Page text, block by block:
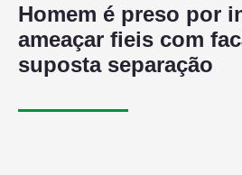
Homem é preso por
ameaçar fieis com
suposta separação